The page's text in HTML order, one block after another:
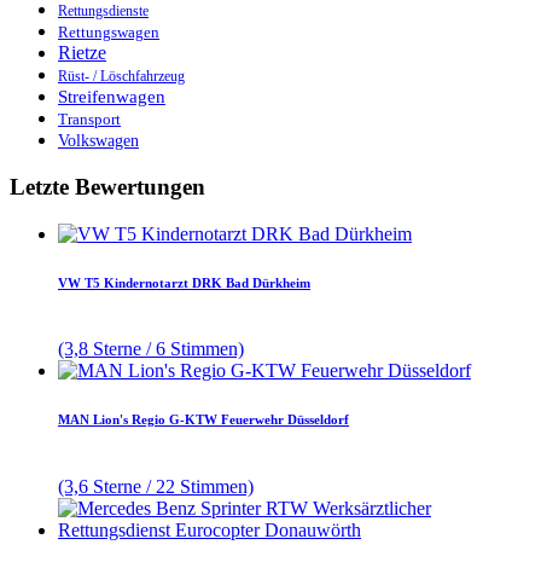
Rettungsdienste
Rettungswagen
Rietze
Rüst- / Löschfahrzeug
Streifenwagen
Transport
Volkswagen
Letzte Bewertungen
VW T5 Kindernotarzt DRK Bad Dürkheim
(3,8 Sterne / 6 Stimmen)
MAN Lion's Regio G-KTW Feuerwehr Düsseldorf
(3,6 Sterne / 22 Stimmen)